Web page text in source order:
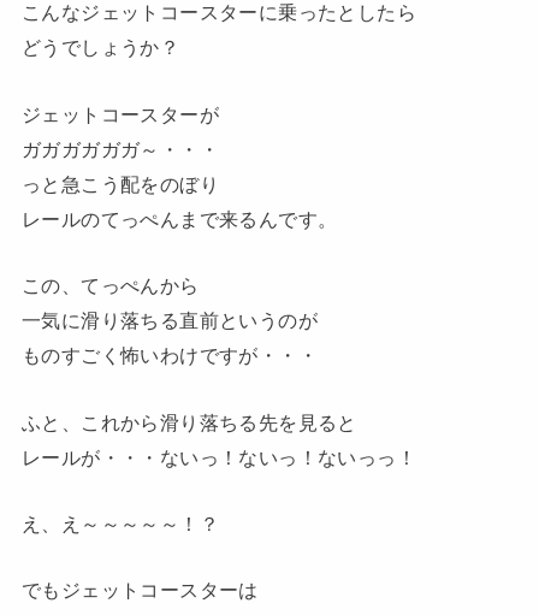
こんなジェットコースターに乗ったとしたら
どうでしょうか？
ジェットコースターが
ガガガガガガ～・・・
っと急こう配をのぼり
レールのてっぺんまで来るんです。
この、てっぺんから
一気に滑り落ちる直前というのが
ものすごく怖いわけですが・・・
ふと、これから滑り落ちる先を見ると
レールが・・・ないっ！ないっ！ないっっ！
え、え～～～～～ ！？
でもジェットコースターは